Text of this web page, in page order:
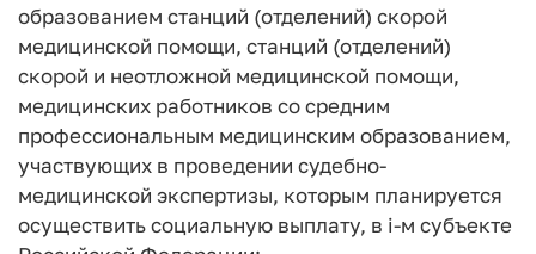
образованием станций (отделений) скорой
медицинской помощи, станций (отделений)
скорой и неотложной медицинской помощи,
медицинских работников со средним
профессиональным медицинским образованием,
участвующих в проведении судебно-
медицинской экспертизы, которым планируется
осуществить социальную выплату, в i-м субъекте